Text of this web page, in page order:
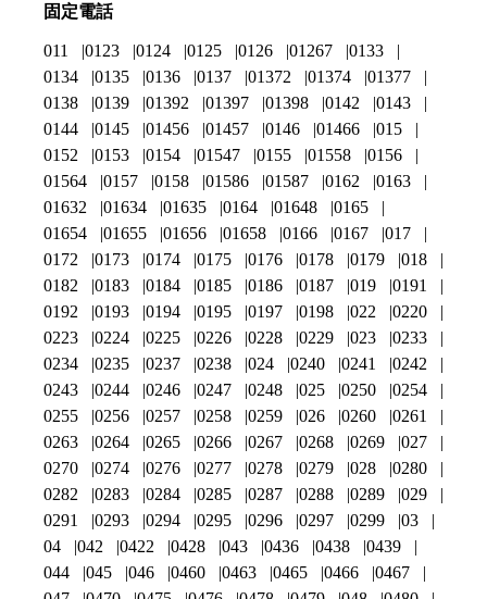
固定電話
011 0123 0124 0125 0126 01267
0133
0134
0135 0136 0137 01372 01374
01377
0138
0139 01392 01397 01398 0142
0143
0144
0145 01456 01457 0146 01466
015
0152
0153 0154 01547 0155 01558
0156
01564
0157 0158 01586 01587 0162
0163
01632
01634 01635 0164 01648
0165
01654
01655 01656 01658 0166 0167
017
0172
0173 0174 0175 0176 0178 0179
018
0182
0183 0184 0185 0186 0187 019
0191
0192
0193 0194 0195 0197 0198 022
0220
0223
0224 0225 0226 0228 0229 023
0233
0234
0235 0237 0238 024 0240 0241
0242
0243
0244 0246 0247 0248 025 0250
0254
0255
0256 0257 0258 0259 026 0260
0261
0263
0264 0265 0266 0267 0268 0269
027
0270
0274 0276 0277 0278 0279 028
0280
0282
0283 0284 0285 0287 0288 0289
029
0291
0293 0294 0295 0296 0297 0299
03
04
042 0422 0428 043 0436 0438
0439
044
045 046 0460 0463 0465 0466
0467